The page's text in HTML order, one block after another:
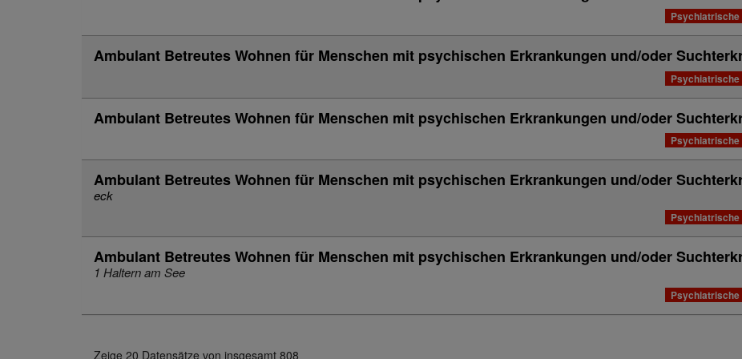
Psychiatrische
Ambulant Betreutes Wohnen für Menschen mit psychischen Erkrankungen und/oder
Psychiatrische
Ambulant Betreutes Wohnen für Menschen mit psychischen Erkrankungen und/oder
Psychiatrische
Ambulant Betreutes Wohnen für Menschen mit psychischen Erkrankungen und/oder
eck
Psychiatrische
Ambulant Betreutes Wohnen für Menschen mit psychischen Erkrankungen und/oder
1 Haltern am See
Psychiatrische
Zeige 20 Datensätze von insgesamt 808